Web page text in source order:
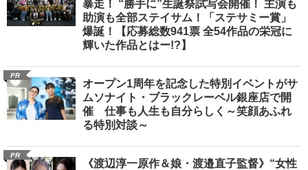
暴走！ “勝手に”生誕祭試写会開催！ 主演も
助演も全部ステイサム！「ステサミー賞」
爆誕！【応募総数941票 全54作品の栄冠に
輝いた作品とはー!?】
PR
オープン1周年を記念した特別イベントがサ
ムソナイト・ブラックレーベル銀座店で開
催 仕事も人生も自分らしく～笑顔あふれ
る特別対談～
PR
《渡辺淳一原作＆娘・渡邉直子監督》“女性